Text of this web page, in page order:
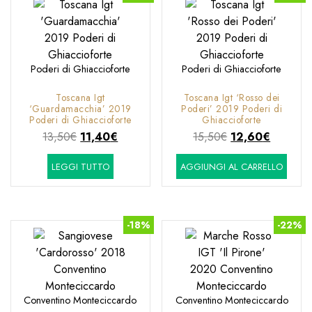
Poderi di Ghiaccioforte
Toscana Igt
‘Guardamacchia’ 2019
Poderi di Ghiaccioforte
13,50€ Il
prezzo
originale
era:
11,40€
è:
LEGGI TUTTO
Poderi di Ghiaccioforte
Toscana Igt ‘Rosso dei
Poderi’ 2019 Poderi di
Ghiaccioforte
15,50€ Il
prezzo
originale
era:
12,60€
prezzo
attuale
è:
AGGIUNGI AL CARRELLO
-18%
Conventino Monteciccardo
-22%
Conventino Monteciccardo